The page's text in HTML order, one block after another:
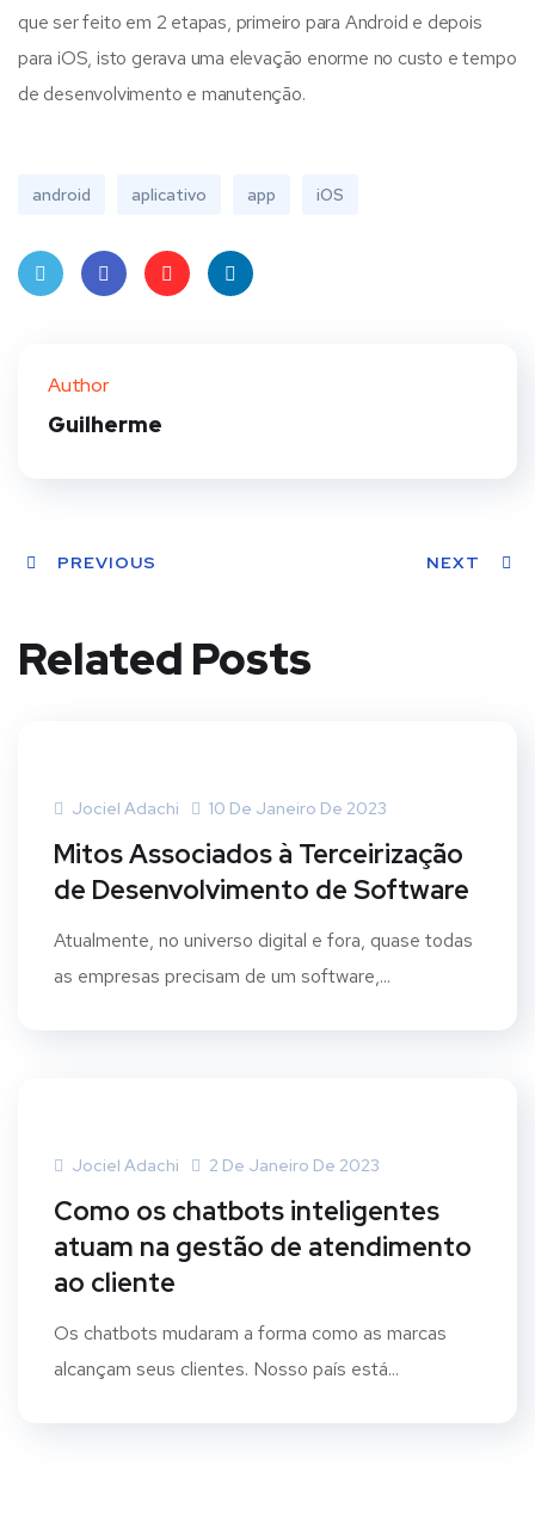
que ser feito em 2 etapas, primeiro para Android e depois
para iOS, isto gerava uma elevação enorme no custo e tempo
de desenvolvimento e manutenção.
android aplicativo app iOS
Author
Guilherme
PREVIOUS NEXT
Related Posts
Jociel Adachi 10 De Janeiro De 2023
Mitos Associados à Terceirização
de Desenvolvimento de Software
Atualmente, no universo digital e fora, quase todas
as empresas precisam de um software,...
Jociel Adachi 2 De Janeiro De 2023
Como os chatbots inteligentes
atuam na gestão de atendimento
ao cliente
Os chatbots mudaram a forma como as marcas
alcançam seus clientes. Nosso país está...